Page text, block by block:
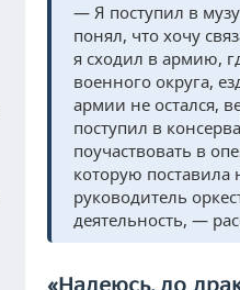
— Я поступил в
понял, что хочу
я сходил в армию,
военного округа,
армии не остался,
поступил в
поучаствовать в
которую
руководитель
деятельность, —